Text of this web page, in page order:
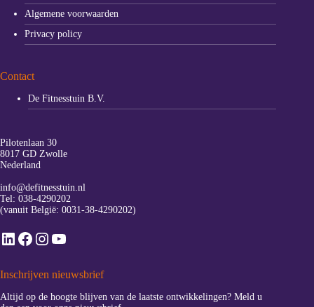
Algemene voorwaarden
Privacy policy
Contact
De Fitnesstuin B.V.
Pilotenlaan 30
8017 GD Zwolle
Nederland
info@defitnesstuin.nl
Tel: 038-4290202
(vanuit België: 0031-38-4290202)
LinkedIn
Facebook
Instagram
YouTube
Inschrijven nieuwsbrief
Altijd op de hoogte blijven van de laatste ontwikkelingen? Meld u